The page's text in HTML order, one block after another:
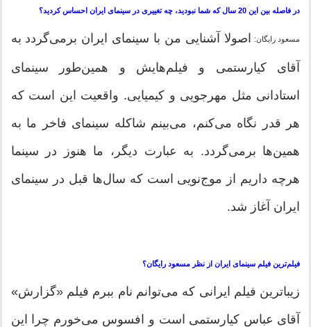
در فاصله بین این 20 سال که شما نبودید، چه تغییری در سینمای ایران احساس کردید؟
مسعود رایگان: اصولا آشنایی من با سینمای ایران برمی‌گردد به
آقای کیارستمی و فیلم‌هایش و همین‌طور سینمای
استادانی مثل مهرجویی و کیمیایی. واقعیت این است که
هر قدر نگاه می‌کنم، می‌بینم شاکله سینمای فاخر ما به
همین‌ها برمی‌گردد. به عبارت دیگر، ما هنوز در سینما
هرچه داریم از موج‌نویی است که سال‌ها قبل در سینمای
ایران آغاز شد.
فیلم‌ترین فیلم سینمای ایران از نظر مسعود رایگان؟
زیباترین فیلم ایرانی که می‌توانم نام ببرم فیلم «گزارش»
آقای عباس کیارستمی است و افسوس می‌خورم چرا این